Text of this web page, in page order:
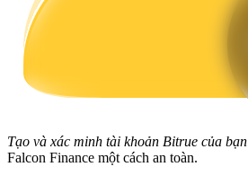
Tạo và xác minh tài khoản Bitrue của bạn
Falcon Finance một cách an toàn.